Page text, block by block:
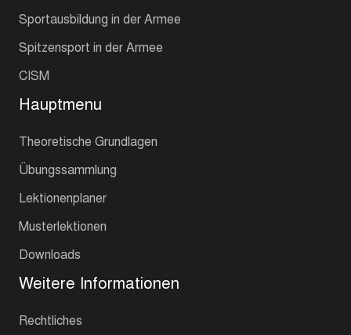
Sportausbildung in der Armee
Spitzensport in der Armee
CISM
Hauptmenu
Theoretische Grundlagen
Übungssammlung
Lektionenplaner
Musterlektionen
Downloads
Weitere Informationen
Rechtliches